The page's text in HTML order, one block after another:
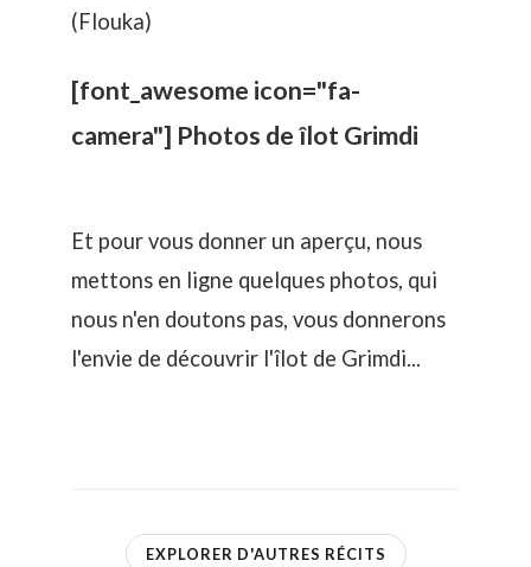
(Flouka)
[font_awesome icon="fa-
camera"] Photos de îlot Grimdi
Et pour vous donner un aperçu, nous
mettons en ligne quelques photos, qui
nous n'en doutons pas, vous donnerons
l'envie de découvrir l'îlot de Grimdi...
EXPLORER D'AUTRES RÉCITS